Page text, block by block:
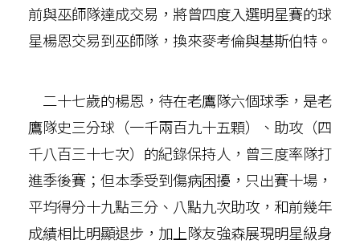
前與巫師隊達成交易，將曾四度入選明星賽的球
星楊恩交易到巫師隊，換來麥考倫與基斯伯特。
二十七歲的楊恩，待在老鷹隊六個球季，是老
鷹隊史三分球（一千兩百九十五顆）、助攻（四
千八百三十七次）的紀錄保持人，曾三度率隊打
進季後賽；但本季受到傷病困擾，只出賽十場，
平均得分十九點三分、八點九次助攻，和前幾年
成績相比明顯退步，加上隊友強森展現明星級身